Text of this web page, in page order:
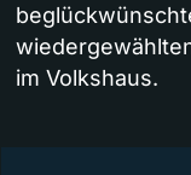
im Volkshaus.